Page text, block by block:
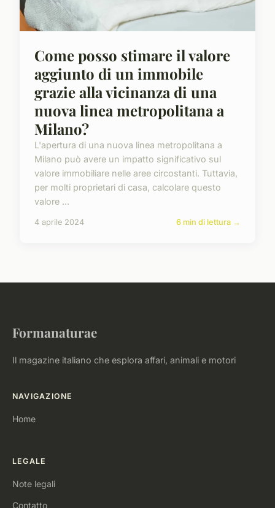
Come posso stimare il valore
aggiunto di un immobile
grazie alla vicinanza di una
nuova linea metropolitana a
Milano?
L'apertura di una nuova linea metropolitana a
Milano può avere un impatto significativo sul
valore immobiliare nelle aree circostanti. Tuttavia,
per molti proprietari di casa, calcolare questo
valore ...
4 aprile 2024 6 min di lettura →
Formanaturae
Il magazine italiano che esplora affari, animali e motori
NAVIGAZIONE
Home
LEGALE
Note legali
Contatto